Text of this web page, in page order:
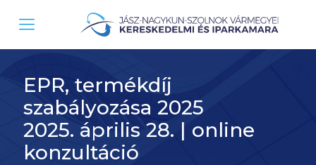
EPR, termékdíj
szabályozása 2025
2025. április 28. | online
konzultáció